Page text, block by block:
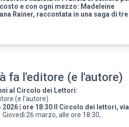
e con ogni mezzo: Madeleine
Rainer, raccontata in una saga di tre
fa l'editore (e l'autore)
al Circolo dei Lettori:
(e l'autore)
2026 | ore 18:30 Il Circolo dei lettori, via
Giovedì 26 marzo, alle ore 18:30,